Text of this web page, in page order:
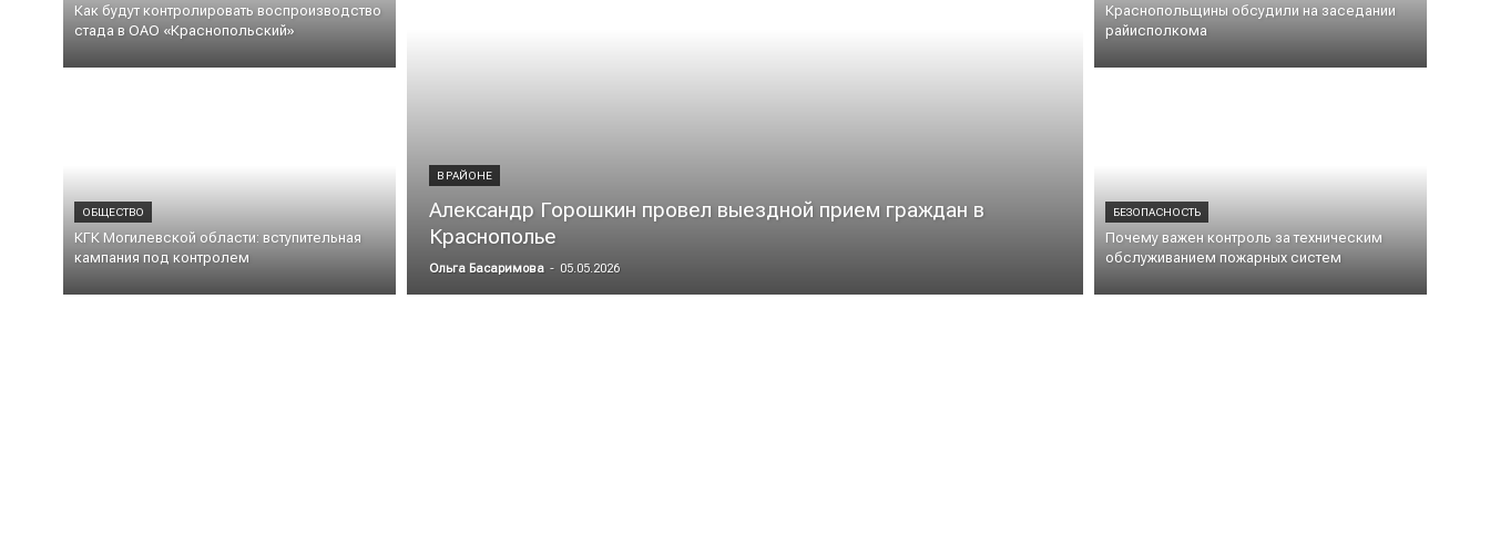
Как будут контролировать воспроизводство
стада в ОАО «Краснопольский»
ОБЩЕСТВО
КГК Могилевской области: вступительная
кампания под контролем
В РАЙОНЕ
Александр Горошкин провел выездной прием граждан в
Краснополье
Ольга Басаримова - 05.05.2026
Краснопольщины обсудили на заседании
райисполкома
БЕЗОПАСНОСТЬ
Почему важен контроль за техническим
обслуживанием пожарных систем